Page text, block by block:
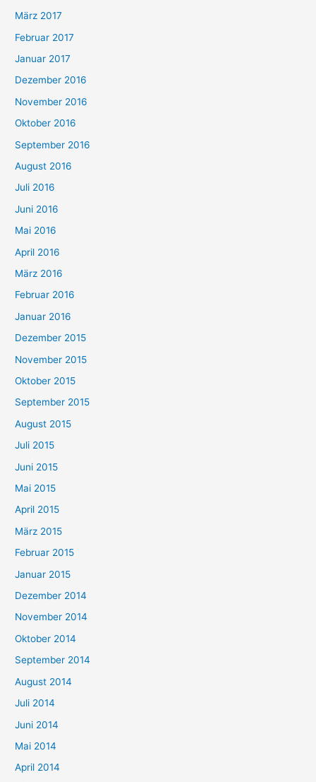
März 2017
Februar 2017
Januar 2017
Dezember 2016
November 2016
Oktober 2016
September 2016
August 2016
Juli 2016
Juni 2016
Mai 2016
April 2016
März 2016
Februar 2016
Januar 2016
Dezember 2015
November 2015
Oktober 2015
September 2015
August 2015
Juli 2015
Juni 2015
Mai 2015
April 2015
März 2015
Februar 2015
Januar 2015
Dezember 2014
November 2014
Oktober 2014
September 2014
August 2014
Juli 2014
Juni 2014
Mai 2014
April 2014